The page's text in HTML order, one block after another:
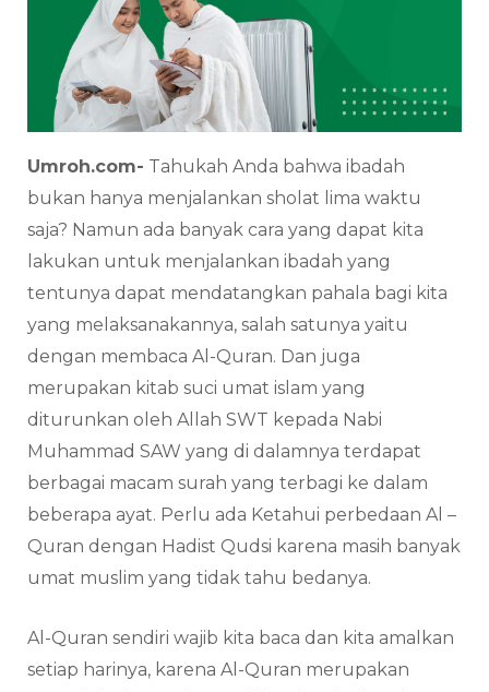
Umroh.com- Tahukah Anda bahwa ibadah
bukan hanya menjalankan sholat lima waktu
saja? Namun ada banyak cara yang dapat kita
lakukan untuk menjalankan ibadah yang
tentunya dapat mendatangkan pahala bagi kita
yang melaksanakannya, salah satunya yaitu
dengan membaca Al-Quran. Dan juga
merupakan kitab suci umat islam yang
diturunkan oleh Allah SWT kepada Nabi
Muhammad SAW yang di dalamnya terdapat
berbagai macam surah yang terbagi ke dalam
beberapa ayat. Perlu ada Ketahui perbedaan Al –
Quran dengan Hadist Qudsi karena masih banyak
umat muslim yang tidak tahu bedanya.
Al-Quran sendiri wajib kita baca dan kita amalkan
setiap harinya, karena Al-Quran merupakan